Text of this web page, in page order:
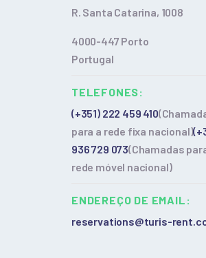
R. Santa Catarina, 1008
4000-447 Porto
Portugal
TELEFONES:
(+351) 222 459 410
para a rede fixa nacional)
936 729 073(Chamadas
rede móvel nacional)
ENDEREÇO DE EMAIL:
reservations@turis-